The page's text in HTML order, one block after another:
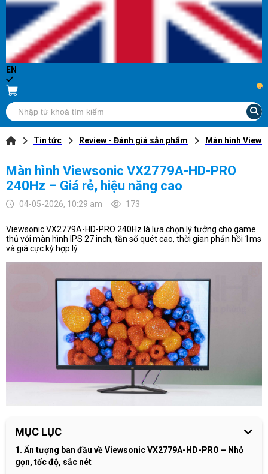
EN
...
Tin tức Review - Đánh giá sản phẩm Màn hình
Màn hình Viewsonic VX2779A-HD-PRO
240Hz – Giá rẻ, hiệu năng cao
04-05-2026, 10:29 am 173
Viewsonic VX2779A-HD-PRO 240Hz là lựa chọn lý tưởng cho game
thủ với màn hình IPS 27 inch, tần số quét cao, thời gian phản hồi 1ms
và giá cực kỳ hợp lý.
MỤC LỤC
Ấn tượng ban đầu về Viewsonic VX2779A-HD-PRO – Nhỏ
gọn, tốc độ, sắc nét